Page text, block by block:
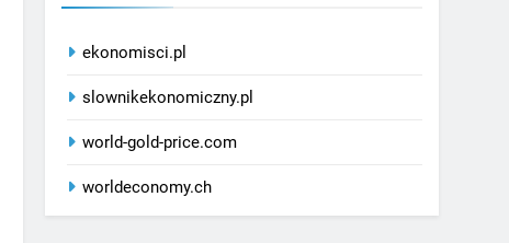
ekonomisci.pl
slownikekonomiczny.pl
world-gold-price.com
worldeconomy.ch